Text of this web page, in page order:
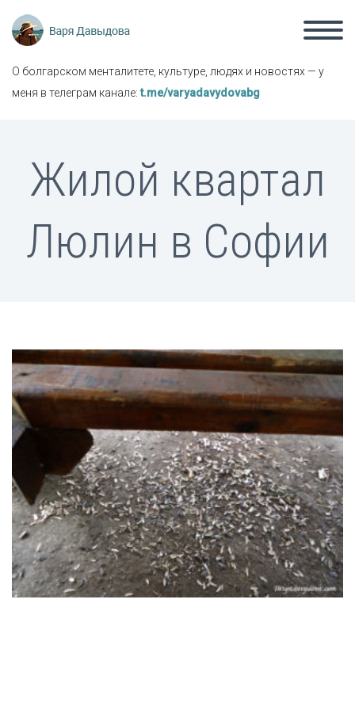
О болгарском менталитете, культуре, людях и новостях — у
меня в телеграм канале:t.me/varyadavydovabg
Жилой квартал
Люлин в Софии